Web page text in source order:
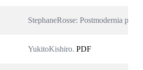
StephaneRosse: Postmodernia
YukitoKishiro. PDF